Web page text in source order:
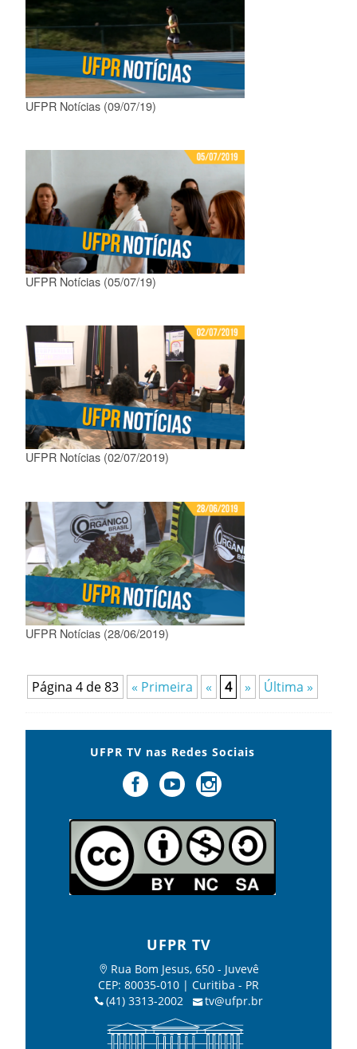
UFPR Notícias (09/07/19)
UFPR Notícias (05/07/19)
UFPR Notícias (02/07/2019)
UFPR Notícias (28/06/2019)
Página 4 de 83 « Primeira « 4 » Última »
UFPR TV nas Redes Sociais
UFPR TV
Rua Bom Jesus, 650 - Juvevê
CEP: 80035-010 | Curitiba - PR
(41) 3313-2002
tv@ufpr.br